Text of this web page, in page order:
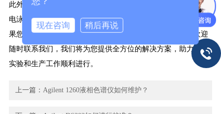
此外，我们还备有色谱、质谱、光谱、蛋白层析系统、毛细管
电泳仪等仪器及配件、耗材，同时提供色谱应用咨询服务。如
果您在Agilent 4284a等仪器的使用过程中遇到任何问题，欢迎
随时联系我们，我们将为您提供全方位的解决方案，助力您的
实验和生产工作顺利进行。
上一篇：Agilent 1260液相色谱仪如何维护？
现在咨询 稍后再说